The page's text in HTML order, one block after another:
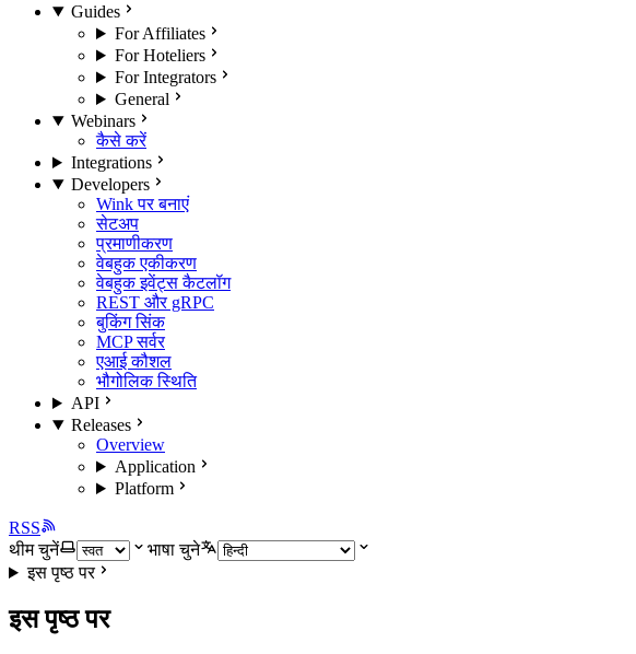
Guides
For Affiliates
For Hoteliers
For Integrators
General
Webinars
कैसे करें
Integrations
Developers
Wink पर बनाएं
सेटअप
प्रमाणीकरण
वेबहुक एकीकरण
वेबहुक इवेंट्स कैटलॉग
REST और gRPC
बुकिंग सिंक
MCP सर्वर
एआई कौशल
भौगोलिक स्थिति
API
Releases
Overview
Application
Platform
RSS
थीम चुनें
भाषा चुने
इस पृष्ठ पर
इस पृष्ठ पर